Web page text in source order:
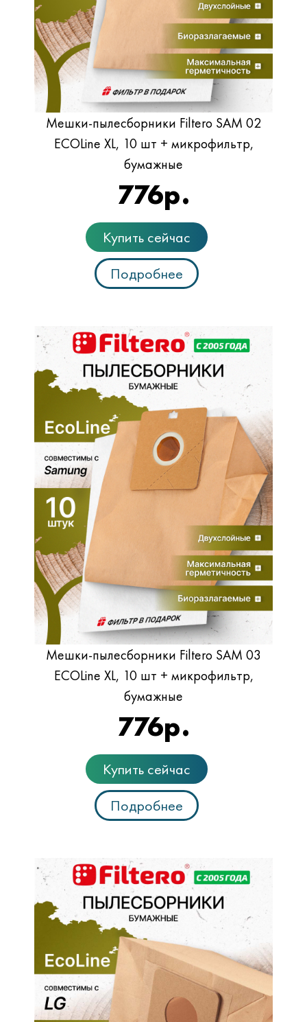
Мешки-пылесборники Filtero SAM 02
ECOLine XL, 10 шт + микрофильтр,
бумажные
776р.
Купить сейчас
Подробнее
Мешки-пылесборники Filtero SAM 03
ECOLine XL, 10 шт + микрофильтр,
бумажные
776р.
Купить сейчас
Подробнее